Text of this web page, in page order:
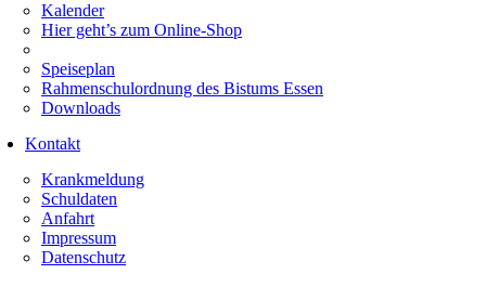
Kalender
Hier geht’s zum Online-Shop
Speiseplan
Rahmenschulordnung des Bistums Essen
Downloads
Kontakt
Krankmeldung
Schuldaten
Anfahrt
Impressum
Datenschutz